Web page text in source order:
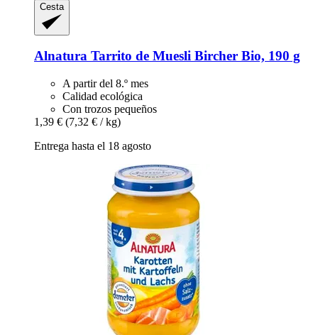
Cesta
Alnatura Tarrito de Muesli Bircher Bio, 190 g
A partir del 8.º mes
Calidad ecológica
Con trozos pequeños
1,39 € (7,32 € / kg)
Entrega hasta el 18 agosto